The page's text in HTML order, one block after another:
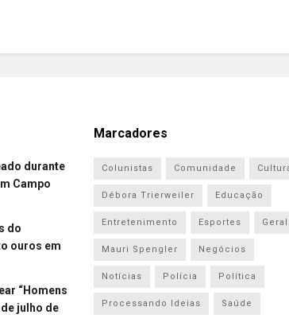
durante
Campo
do
ouros em
“Homens
julho de
Marcadores
Colunistas Comunidade
Débora Trierweiler Educação
Entretenimento Esportes Geral
Mauri Spengler Negócios
Notícias Polícia Política
Processando Ideias Saúde